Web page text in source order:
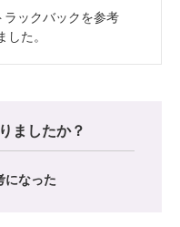
ックバックを参考
た。
ましたか？
になった